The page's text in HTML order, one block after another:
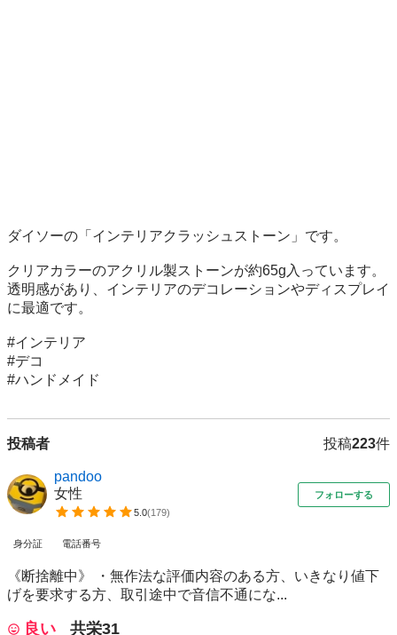
ダイソーの「インテリアクラッシュストーン」です。
クリアカラーのアクリル製ストーンが約65g入っています。
透明感があり、インテリアのデコレーションやディスプレイ
に最適です。
#インテリア
#デコ
#ハンドメイド
投稿者 投稿223件
pandoo
女性
5.0(179)
フォローする
身分証 電話番号
《断捨離中》 ・無作法な評価内容のある方、いきなり値下
げを要求する方、取引途中で音信不通にな...
良い 共栄31